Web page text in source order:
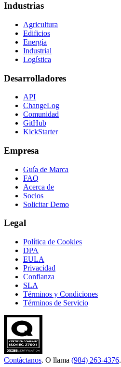
Industrias
Agricultura
Edificios
Energía
Industrial
Logística
Desarrolladores
API
ChangeLog
Comunidad
GitHub
KickStarter
Empresa
Guía de Marca
FAQ
Acerca de
Socios
Solicitar Demo
Legal
Política de Cookies
DPA
EULA
Privacidad
Confianza
SLA
Términos y Condiciones
Términos de Servicio
Contáctanos. O llama (984) 263-4376.